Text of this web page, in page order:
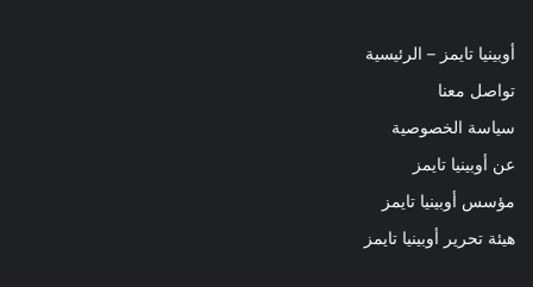
أوبينيا تايمز – الرئيسية
تواصل معنا
سياسة الخصوصية
عن أوبينيا تايمز
مؤسس أوبينيا تايمز
هيئة تحرير أوبينيا تايمز